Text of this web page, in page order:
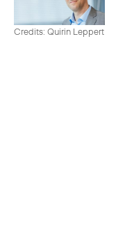
Credits: Quirin Leppert